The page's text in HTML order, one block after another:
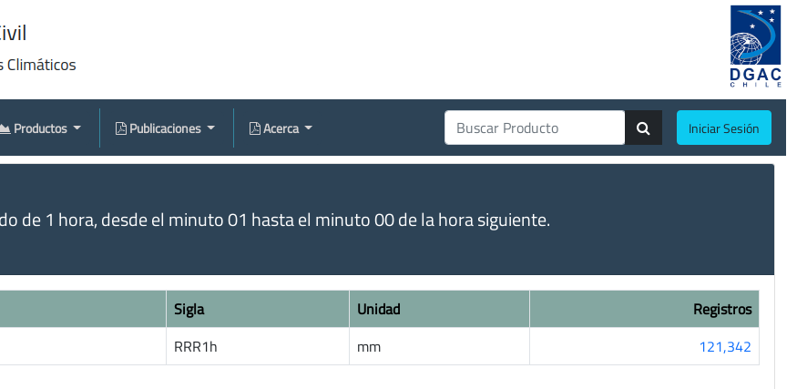
Productos Publicaciones Acerca Iniciar Sesión
de 1 hora, desde el minuto 01 hasta el minuto 00 de la hora siguiente.
Sigla Unidad
Registros
RRR1h mm 121,342